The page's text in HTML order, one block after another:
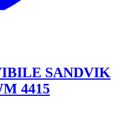
SANDVIK
4415